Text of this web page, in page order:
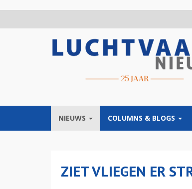
NIEUWS COLUMNS & BLOGS
ZIET VLIEGEN ER